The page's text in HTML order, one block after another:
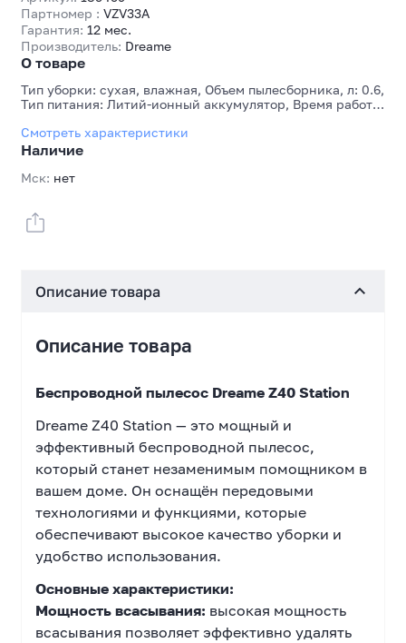
Партномер : VZV33A
Гарантия: 12 мес.
Производитель: Dreame
О товаре
Тип уборки: сухая, влажная, Объем пылесборника, л: 0.6,
Тип питания: Литий-ионный аккумулятор, Время работы
кг: 2.2 кг
Смотреть характеристики
Наличие
Мск: нет
Описание товара
Описание товара
Беспроводной пылесос Dreame Z40 Station
Dreame Z40 Station — это мощный и
эффективный беспроводной пылесос,
который станет незаменимым помощником в
вашем доме. Он оснащён передовыми
технологиями и функциями, которые
обеспечивают высокое качество уборки и
удобство использования.
Основные характеристики:
Мощность всасывания: высокая мощность
всасывания позволяет эффективно удалять